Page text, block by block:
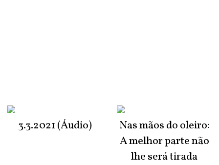
3.3.2021 (Áudio)
Nas mãos do oleiro:
A melhor parte não
lhe será tirada